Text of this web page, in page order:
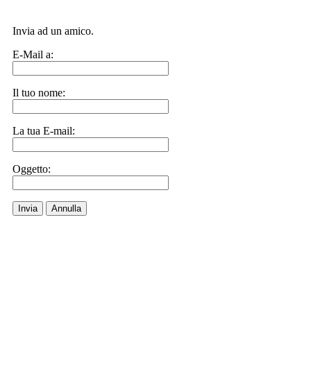
Invia ad un amico.
E-Mail a:
Il tuo nome:
La tua E-mail:
Oggetto:
Invia Annulla